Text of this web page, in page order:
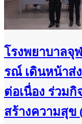
โรงพยาบาลจุ
รณ์ เดินหน้าส่
ต่อเนื่อง ร่วมกิ
สร้างความสุข